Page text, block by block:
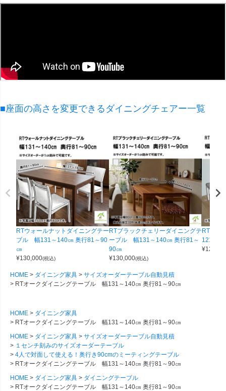
■座面の高さを変更できるダイニングチェアー一覧
RTウォールナットダイニングテー
ブル 幅131～140㎝ 奥行81～90
㎝
¥130,000(税込)
RTブラックチェリーダイニングテ
ーブル 幅131～140㎝ 奥行81～
90㎝
¥130,000(税込)
RTオー
121～
¥
HOME ダイニング家具
サイズオーダーテーブル自動見積
RTオークダイニングテーブル 幅131～140㎝ 奥行81～90㎝
HOME
ダイニング家具
RTオークダイニングテーブル 幅131～140㎝ 奥行81～90㎝
HOME
ダイニング家具
サイズオーダーテーブル自動見積
１センチ刻みのサイズオーダーテーブル
4人で対面して使える！奥行き90cmのミーティングテーブル
RTオークダイニングテーブル 幅131～140㎝ 奥行81～90㎝
HOME
ダイニング家具
ダイニングテーブル
RTオークダイニングテーブル 幅131～140㎝ 奥行81～90㎝